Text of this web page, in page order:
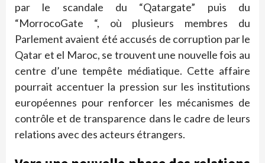
par le scandale du “Qatargate” puis du
“MorrocoGate “, où plusieurs membres du
Parlement avaient été accusés de corruption par le
Qatar et el Maroc, se trouvent une nouvelle fois au
centre d’une tempête médiatique. Cette affaire
pourrait accentuer la pression sur les institutions
européennes pour renforcer les mécanismes de
contrôle et de transparence dans le cadre de leurs
relations avec des acteurs étrangers.